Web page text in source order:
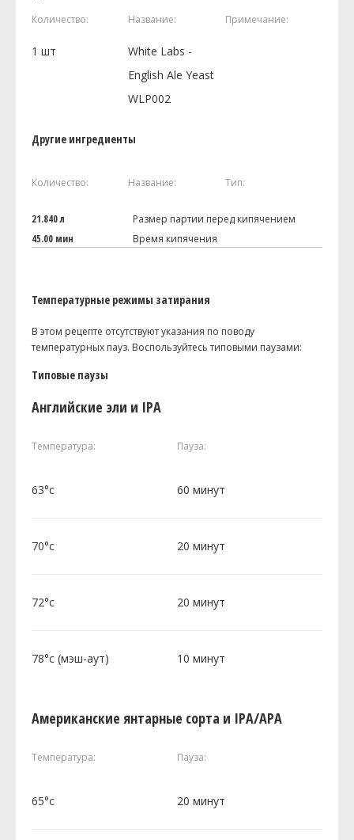
Количество: Название: Примечание:
1 шт
White Labs -
English Ale Yeast
WLP002
Другие ингредиенты
Количество: Название: Тип:
21.840 л
Размер партии перед кипячением
45.00 мин
Время кипячения
Температурные режимы затирания
В этом рецепте отсутствуют указания по поводу
температурных пауз. Воспользуйтесь типовыми паузами:
Типовые паузы
Английские эли и IPA
Температура: Пауза:
63°c 60 минут
70°c 20 минут
72°c 20 минут
78°c (мэш-аут) 10 минут
Американские янтарные сорта и IPA/APA
Температура: Пауза:
65°c 20 минут